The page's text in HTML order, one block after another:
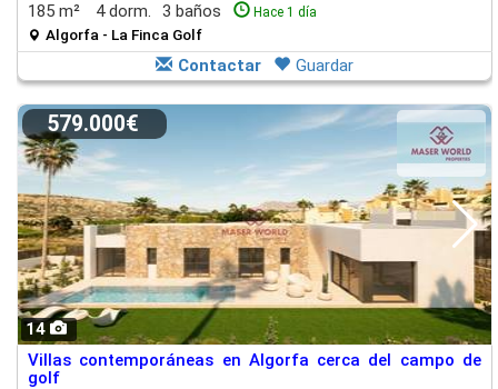
185 m²
4 dorm. 3 baños Hace 1 día
Algorfa - La Finca Golf
Contactar Guardar
14
579.000€
Villas contemporáneas en Algorfa cerca del campo de
golf